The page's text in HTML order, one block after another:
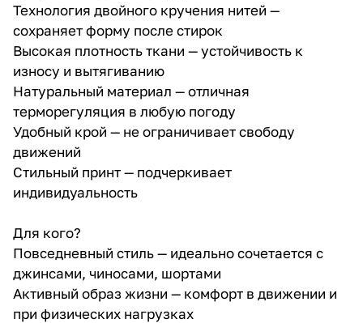
Технология двойного кручения нитей —
сохраняет форму после стирок
Высокая плотность ткани — устойчивость к
износу и вытягиванию
Натуральный материал — отличная
терморегуляция в любую погоду
Удобный крой — не ограничивает свободу
движений
Стильный принт — подчеркивает
индивидуальность
Для кого?
Повседневный стиль — идеально сочетается с
джинсами, чиносами, шортами
Активный образ жизни — комфорт в движении и
при физических нагрузках